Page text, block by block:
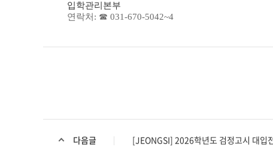
입학관리본부
연락처: ☎ 031-670-5042~4
다음글 [JEONGSI] 2026학년도 검정고시 대입